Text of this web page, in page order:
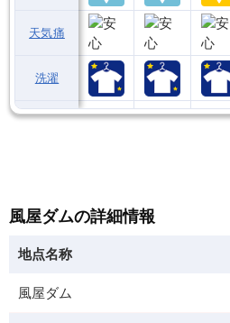
天気痛
洗濯
風屋ダムの詳細情報
地点名称
風屋ダム